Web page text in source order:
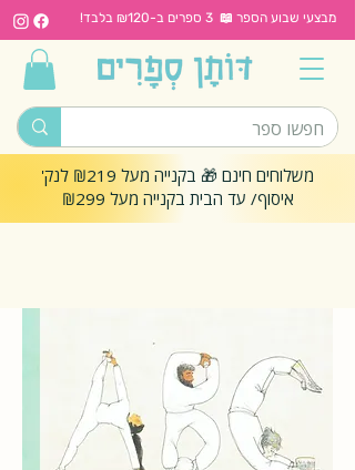
מבצעי שבוע הספר 📖 3 ספרים ב-₪120 בלבד!
משלוחים חינם 🎁 בקנייה מעל ₪219 לנק'
איסוף/ עד הבית בקנייה מעל ₪299